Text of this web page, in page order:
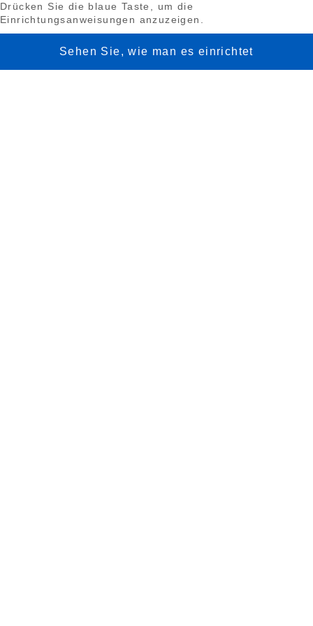
Drücken Sie die blaue Taste, um die
Einrichtungsanweisungen anzuzeigen.
Sehen Sie, wie man es einrichtet